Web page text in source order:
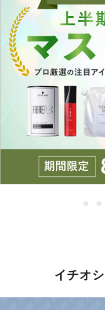
イチオ